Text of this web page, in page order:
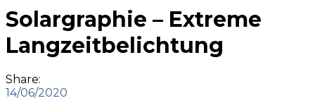
Solargraphie – Extreme
Langzeitbelichtung
Share:
14/06/2020